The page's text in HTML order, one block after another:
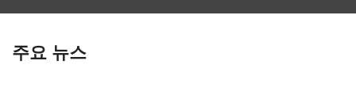
주요 뉴스